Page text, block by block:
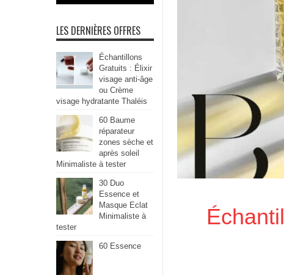
LES DERNIÈRES OFFRES
Échantillons
Gratuits : Élixir
visage anti-âge
ou Crème
visage hydratante Thaléis
60 Baume
réparateur
zones sèche et
après soleil
Minimaliste à tester
30 Duo
Essence et
Masque Eclat
Minimaliste à
tester
60 Essence